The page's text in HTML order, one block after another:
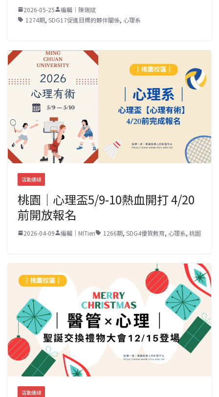
2026-05-25
編輯｜陳瑞斌
1274期, SDG17促進目標的夥伴關係, 心理系
活動連線
桃園｜心理盃5/9-10熱血開打 4/20
前開放報名
2026-04-09 編輯｜MITien 1266期, SDG4優質教育, 心理系, 桃園
活動連線